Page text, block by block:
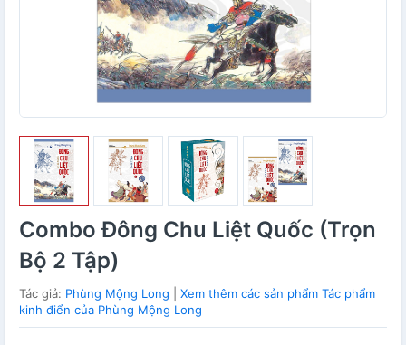
Combo Đông Chu Liệt Quốc (Trọn
Bộ 2 Tập)
Tác giả: Phùng Mộng Long
Xem thêm các sản phẩm Tác phẩm
kinh điển của Phùng Mộng Long